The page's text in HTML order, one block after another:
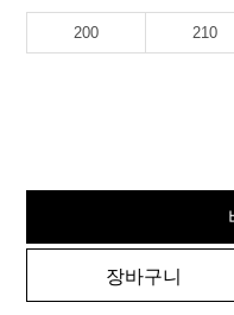
200 210
장바구니